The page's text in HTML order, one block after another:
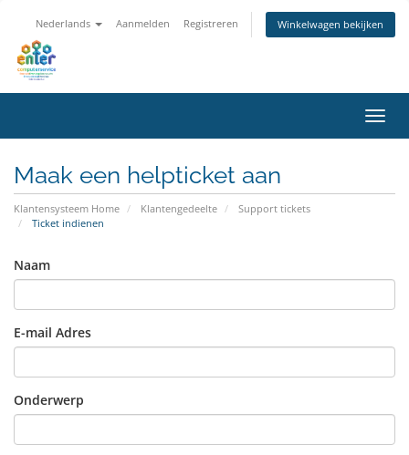
Nederlands Aanmelden Registreren Winkelwagen bekijken
Maak een helpticket aan
Klantensysteem Home Klantengedeelte
Support tickets
Ticket indienen
Naam
E-mail Adres
Onderwerp